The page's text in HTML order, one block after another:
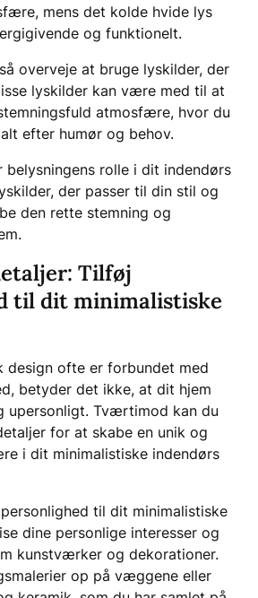
mens det kolde hvide lys
og funktionelt.
overveje at bruge lyskilder, der
lyskilder kan være med til at
atmosfære, hvor du
efter humør og behov.
rolle i dit indendørs
der passer til din stil og
den rette stemning og
Tilføj
til dit minimalistiske
design ofte er forbundet med
betyder det ikke, at dit hjem
upersonligt. Tværtimod kan du
for at skabe en unik og
i dit minimalistiske indendørs
til dit minimalistiske
dine personlige interesser og
kunstværker og dekorationer.
op på væggene eller